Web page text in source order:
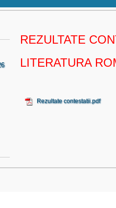
REZULTATE
LITERATURA
Rezultate contestatii.pdf